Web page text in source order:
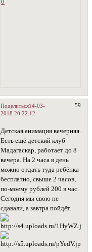
Поделиться 59
14-03-
2018 20:22:12
Детская анимация вечерняя.
Есть ещё детский клуб
Мадагаскар, работает до 8
вечера. На 2 часа в день
можно отдать туда ребёнка
бесплатно, свыше 2 часов,
по-моему рублей 200 в час.
Сегодня мы свою не
сдавали, а завтра пойдёт.